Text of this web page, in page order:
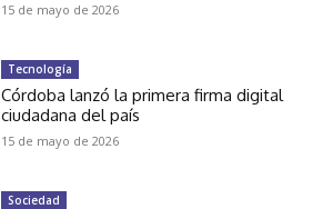
15 de mayo de 2026
Tecnología
Córdoba lanzó la primera firma digital
ciudadana del país
15 de mayo de 2026
Sociedad